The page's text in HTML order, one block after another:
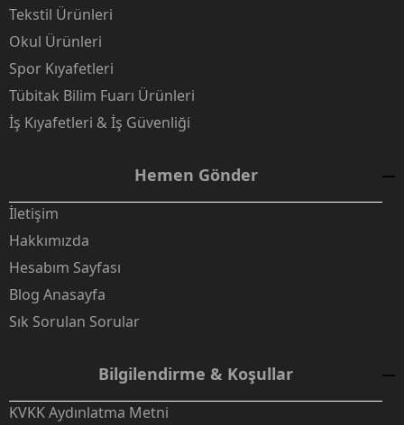
Tekstil Ürünleri
Okul Ürünleri
Spor Kıyafetleri
Tübitak Bilim Fuarı Ürünleri
İş Kıyafetleri & İş Güvenliği
Hemen Gönder
İletişim
Hakkımızda
Hesabım Sayfası
Blog Anasayfa
Sık Sorulan Sorular
Bilgilendirme & Koşullar
KVKK Aydınlatma Metni